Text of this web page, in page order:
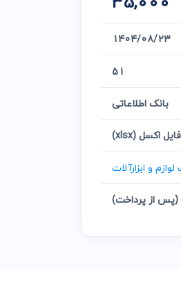
1404/08/23
51
بانک اطلاعاتی
فایل اکسل (xlsx)
و ابزارآلات
(پس از پرداخت)